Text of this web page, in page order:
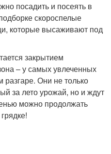
посадить и посеять в
скороспелые
которые высаживают под
закрытием
– у самых увлеченных
Они не только
за лето урожай, но и ждут
можно продолжать